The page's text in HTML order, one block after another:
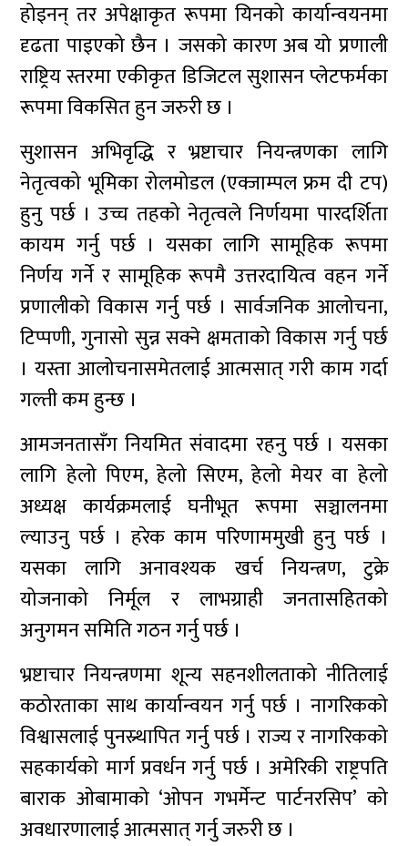
होइनन् तर अपेक्षाकृत रूपमा यिनको कार्यान्वयनमा
दृढता पाइएको छैन । जसको कारण अब यो प्रणाली
राष्ट्रिय स्तरमा एकीकृत डिजिटल सुशासन प्लेटफर्मका
रूपमा विकसित हुन जरुरी छ ।
सुशासन अभिवृद्धि र भ्रष्टाचार नियन्त्रणका लागि
नेतृत्वको भूमिका रोलमोडल (एक्जाम्पल फ्रम दी टप)
हुनु पर्छ । उच्च तहको नेतृत्वले निर्णयमा पारदर्शिता
कायम गर्नु पर्छ । यसका लागि सामूहिक रूपमा
निर्णय गर्ने र सामूहिक रूपमै उत्तरदायित्व वहन गर्ने
प्रणालीको विकास गर्नु पर्छ । सार्वजनिक आलोचना,
टिप्पणी, गुनासो सुन्न सक्ने क्षमताको विकास गर्नु पर्छ
। यस्ता आलोचनासमेतलाई आत्मसात् गरी काम गर्दा
गल्ती कम हुन्छ ।
आमजनतासँग नियमित संवादमा रहनु पर्छ । यसका
लागि हेलो पिएम, हेलो सिएम, हेलो मेयर वा हेलो
अध्यक्ष कार्यक्रमलाई घनीभूत रूपमा सञ्चालनमा
ल्याउनु पर्छ । हरेक काम परिणाममुखी हुनु पर्छ ।
यसका लागि अनावश्यक खर्च नियन्त्रण, टुक्रे
योजनाको निर्मूल र लाभग्राही जनतासहितको
अनुगमन समिति गठन गर्नु पर्छ ।
भ्रष्टाचार नियन्त्रणमा शून्य सहनशीलताको नीतिलाई
कठोरताका साथ कार्यान्वयन गर्नु पर्छ । नागरिकको
विश्वासलाई पुनस्र्थापित गर्नु पर्छ । राज्य र नागरिकको
सहकार्यको मार्ग प्रवर्धन गर्नु पर्छ । अमेरिकी राष्ट्रपति
बाराक ओबामाको ‘ओपन गभर्मेन्ट पार्टनरसिप’ को
अवधारणालाई आत्मसात् गर्नु जरुरी छ ।